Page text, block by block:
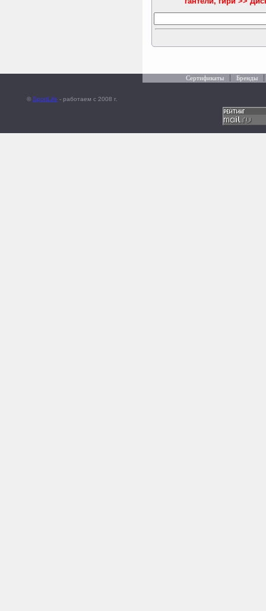
© SportLife - работаем c 2008 г.
Сертификаты Бренды